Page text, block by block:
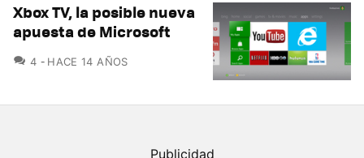
Xbox TV, la posible nueva
apuesta de Microsoft
4 COMENTARIOS
HACE 14 AÑOS